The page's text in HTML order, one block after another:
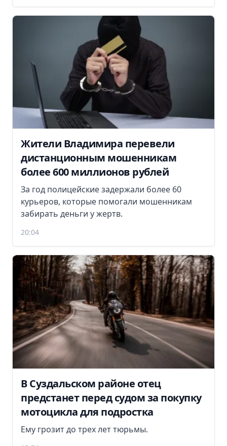
Жители Владимира перевели
дистанционным мошенникам
более 600 миллионов рублей
За год полицейские задержали более 60
курьеров, которые помогали мошенникам
забирать деньги у жертв.
20:04
В Суздальском районе отец
предстанет перед судом за покупку
мотоцикла для подростка
Ему грозит до трех лет тюрьмы.